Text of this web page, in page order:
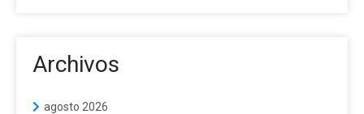
Archivos
agosto 2026